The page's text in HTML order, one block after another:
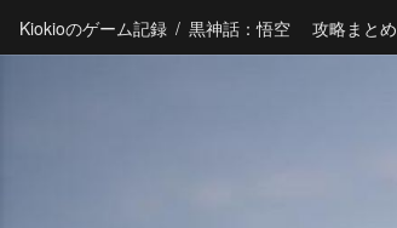
Kiokioのゲーム記録 / 黒神話：悟空 攻略まとめ